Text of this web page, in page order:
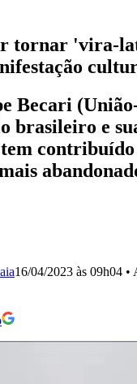
tornar 'vira-
Becari
brasileiro e
16/04/2023 às 09h04 •